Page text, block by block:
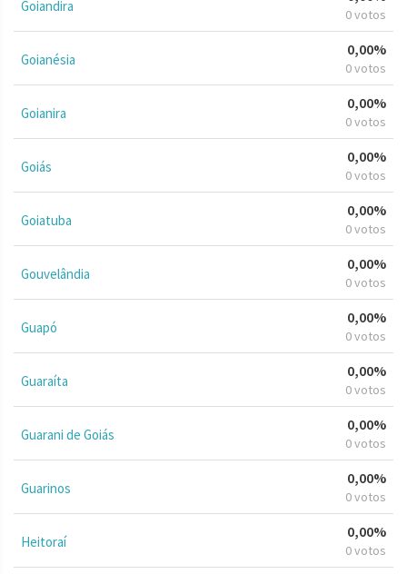
Goiandira 0 votos
Goianésia
0,00%
0 votos
Goianira
0,00%
0 votos
Goiás
0,00%
0 votos
Goiatuba
0,00%
0 votos
Gouvelândia
0,00%
0 votos
Guapó
0,00%
0 votos
Guaraíta
0,00%
0 votos
Guarani de Goiás
0,00%
0 votos
Guarinos
0,00%
0 votos
Heitoraí
0,00%
0 votos